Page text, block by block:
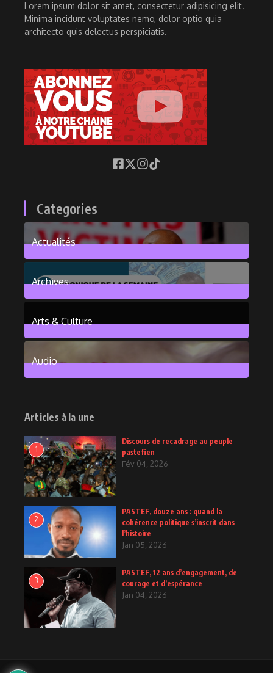
Lorem ipsum dolor sit amet, consectetur adipisicing elit.
Minima incidunt voluptates nemo, dolor optio quia
architecto quis delectus perspiciatis.
Categories
Actualités
376Posts
Archives
Arts & Culture
6Posts
Audio
Articles à la une
1
Discours de recadrage au peuple
pastefien
Fév 04, 2026
2
PASTEF, douze ans : quand la
cohérence politique s’inscrit dans
l’histoire
Jan 05, 2026
3
PASTEF, 12 ans d’engagement, de
courage et d’espérance
Jan 04, 2026